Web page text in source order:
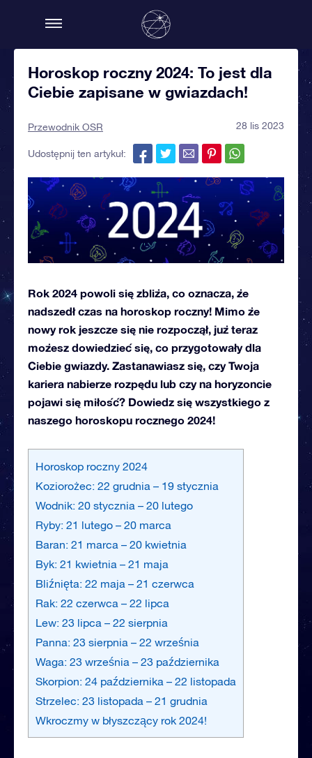
Horoskop roczny 2024: To jest dla
Ciebie zapisane w gwiazdach!
Przewodnik OSR 28 lis 2023
Udostępnij ten artykuł:
Rok 2024 powoli się zbliża, co oznacza, że
nadszedł czas na horoskop roczny! Mimo że
nowy rok jeszcze się nie rozpoczął, już teraz
możesz dowiedzieć się, co przygotowały dla
Ciebie gwiazdy. Zastanawiasz się, czy Twoja
kariera nabierze rozpędu lub czy na horyzoncie
pojawi się miłość? Dowiedz się wszystkiego z
naszego horoskopu rocznego 2024!
Horoskop roczny 2024
Koziorożec: 22 grudnia – 19 stycznia
Wodnik: 20 stycznia – 20 lutego
Ryby: 21 lutego – 20 marca
Baran: 21 marca – 20 kwietnia
Byk: 21 kwietnia – 21 maja
Bliźnięta: 22 maja – 21 czerwca
Rak: 22 czerwca – 22 lipca
Lew: 23 lipca – 22 sierpnia
Panna: 23 sierpnia – 22 września
Waga: 23 września – 23 października
Skorpion: 24 października – 22 listopada
Strzelec: 23 listopada – 21 grudnia
Wkroczmy w błyszczący rok 2024!